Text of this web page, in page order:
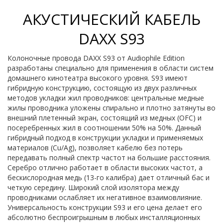
АКУСТИЧЕСКИЙ КАБЕЛЬ
DAXX S93
Колоночные провода DAXX S93 от Audiophile Edition
разработаны специально для применения в области систем
домашнего кинотеатра высокого уровня. S93 имеют
гибридную конструкцию, состоящую из двух различных
методов укладки жил проводников: центральные медные
жилы проводника уложены спирально и плотно затянуты во
внешний плетенный экран, состоящий из медных (OFC) и
посеребренных жил в соотношении 50% на 50%. Данный
гибридный подход в конструкции укладки и применяемых
материалов (Cu/Ag), позволяет кабелю без потерь
передавать полный спектр частот на большие расстояния.
Серебро отлично работает в области высоких частот, а
бескислородная медь (13-го калибра) дает отличный бас и
четкую середину. Широкий слой изолятора между
проводниками ослабляет их негативное взаимовлияние.
Универсальность конструкции S93 и его цена делает его
абсолютно беспроигрышным в любых инсталляционных